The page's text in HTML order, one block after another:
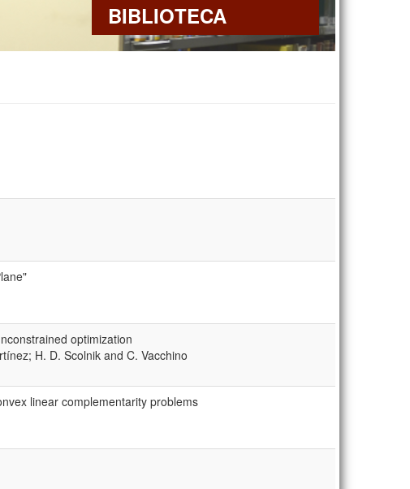
BIBLIOTECA
optimization
H. D. Scolnik and C. Vacchino
linear complementarity problems